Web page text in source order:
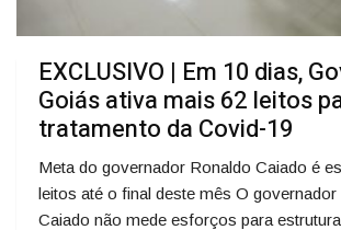
EXCLUSIVO | Em 10 dias,
Goiás ativa mais 62 leitos
tratamento da Covid-19
Meta do governador Ronaldo Caiado é
leitos até o final deste mês O governador
Caiado não mede esforços para